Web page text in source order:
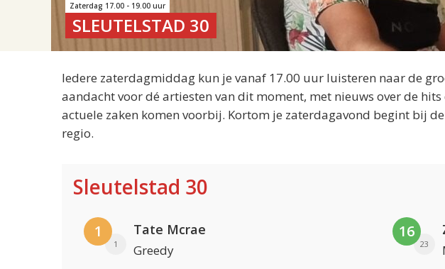
Zaterdag 17.00 - 19.00 uur
SLEUTELSTAD 30
Iedere zaterdagmiddag kun je vanaf 17.00 uur luisteren naar de
aandacht voor dé artiesten van dit moment, met nieuws over de
actuele zaken komen voorbij. Kortom je zaterdagavond begint bij
regio.
Sleutelstad 30
1
1
Tate Mcrae
Greedy
16
23